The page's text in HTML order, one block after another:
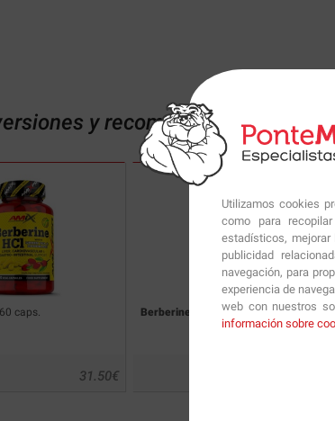
Utilizamos cookies
como para
estadísticos, mejorar
publicidad
navegación, para
experiencia de
web con nuestros
información sobre
y recomendaciones de
60 caps.
€
31.50
Berberine HCl 60 caps.